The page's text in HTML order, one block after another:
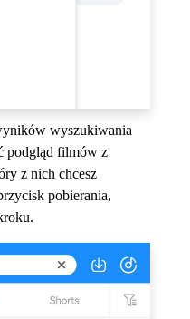
wyszukiwania
podgląd filmów z
z nich chcesz
pobierania,